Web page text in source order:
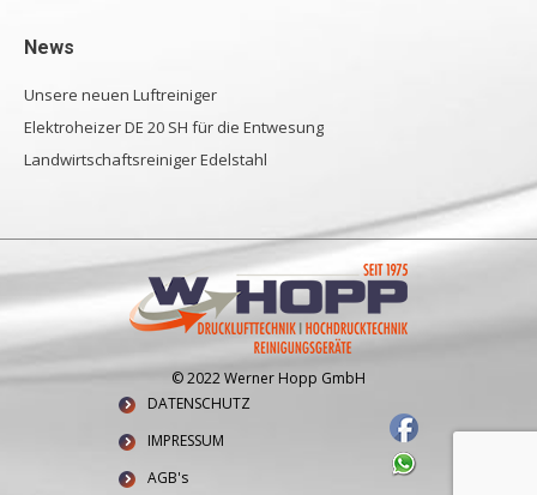
News
Unsere neuen Luftreiniger
Elektroheizer DE 20 SH für die Entwesung
Landwirtschaftsreiniger Edelstahl
© 2022 Werner Hopp GmbH
DATENSCHUTZ
IMPRESSUM
AGB's